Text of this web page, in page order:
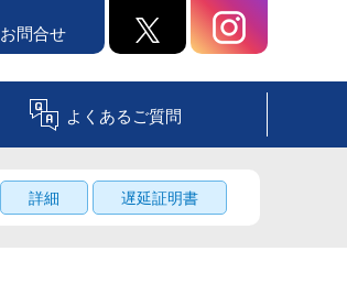
お問合せ
よくあるご質問
詳細 遅延証明書